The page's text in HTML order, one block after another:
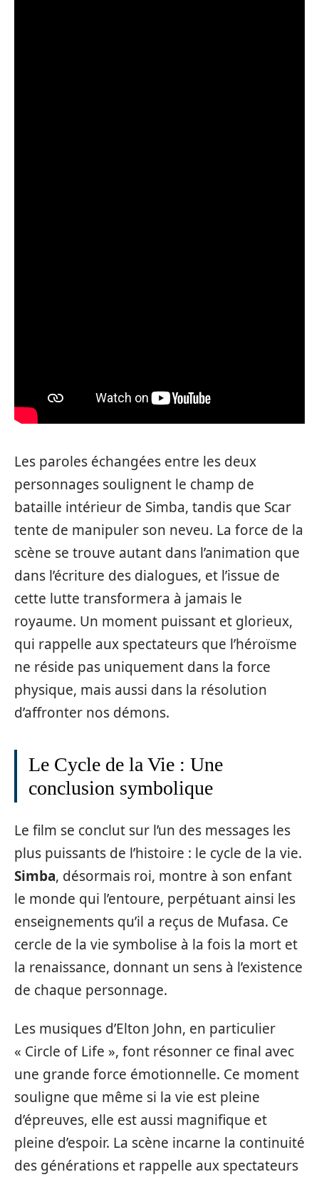
Les paroles échangées entre les deux
personnages soulignent le champ de
bataille intérieur de Simba, tandis que Scar
tente de manipuler son neveu. La force de la
scène se trouve autant dans l’animation que
dans l’écriture des dialogues, et l’issue de
cette lutte transformera à jamais le
royaume. Un moment puissant et glorieux,
qui rappelle aux spectateurs que l’héroïsme
ne réside pas uniquement dans la force
physique, mais aussi dans la résolution
d’affronter nos démons.
Le Cycle de la Vie : Une
conclusion symbolique
Le film se conclut sur l’un des messages les
plus puissants de l’histoire : le cycle de la vie.
Simba, désormais roi, montre à son enfant
le monde qui l’entoure, perpétuant ainsi les
enseignements qu’il a reçus de Mufasa. Ce
cercle de la vie symbolise à la fois la mort et
la renaissance, donnant un sens à l’existence
de chaque personnage.
Les musiques d’Elton John, en particulier
« Circle of Life », font résonner ce final avec
une grande force émotionnelle. Ce moment
souligne que même si la vie est pleine
d’épreuves, elle est aussi magnifique et
pleine d’espoir. La scène incarne la continuité
des générations et rappelle aux spectateurs